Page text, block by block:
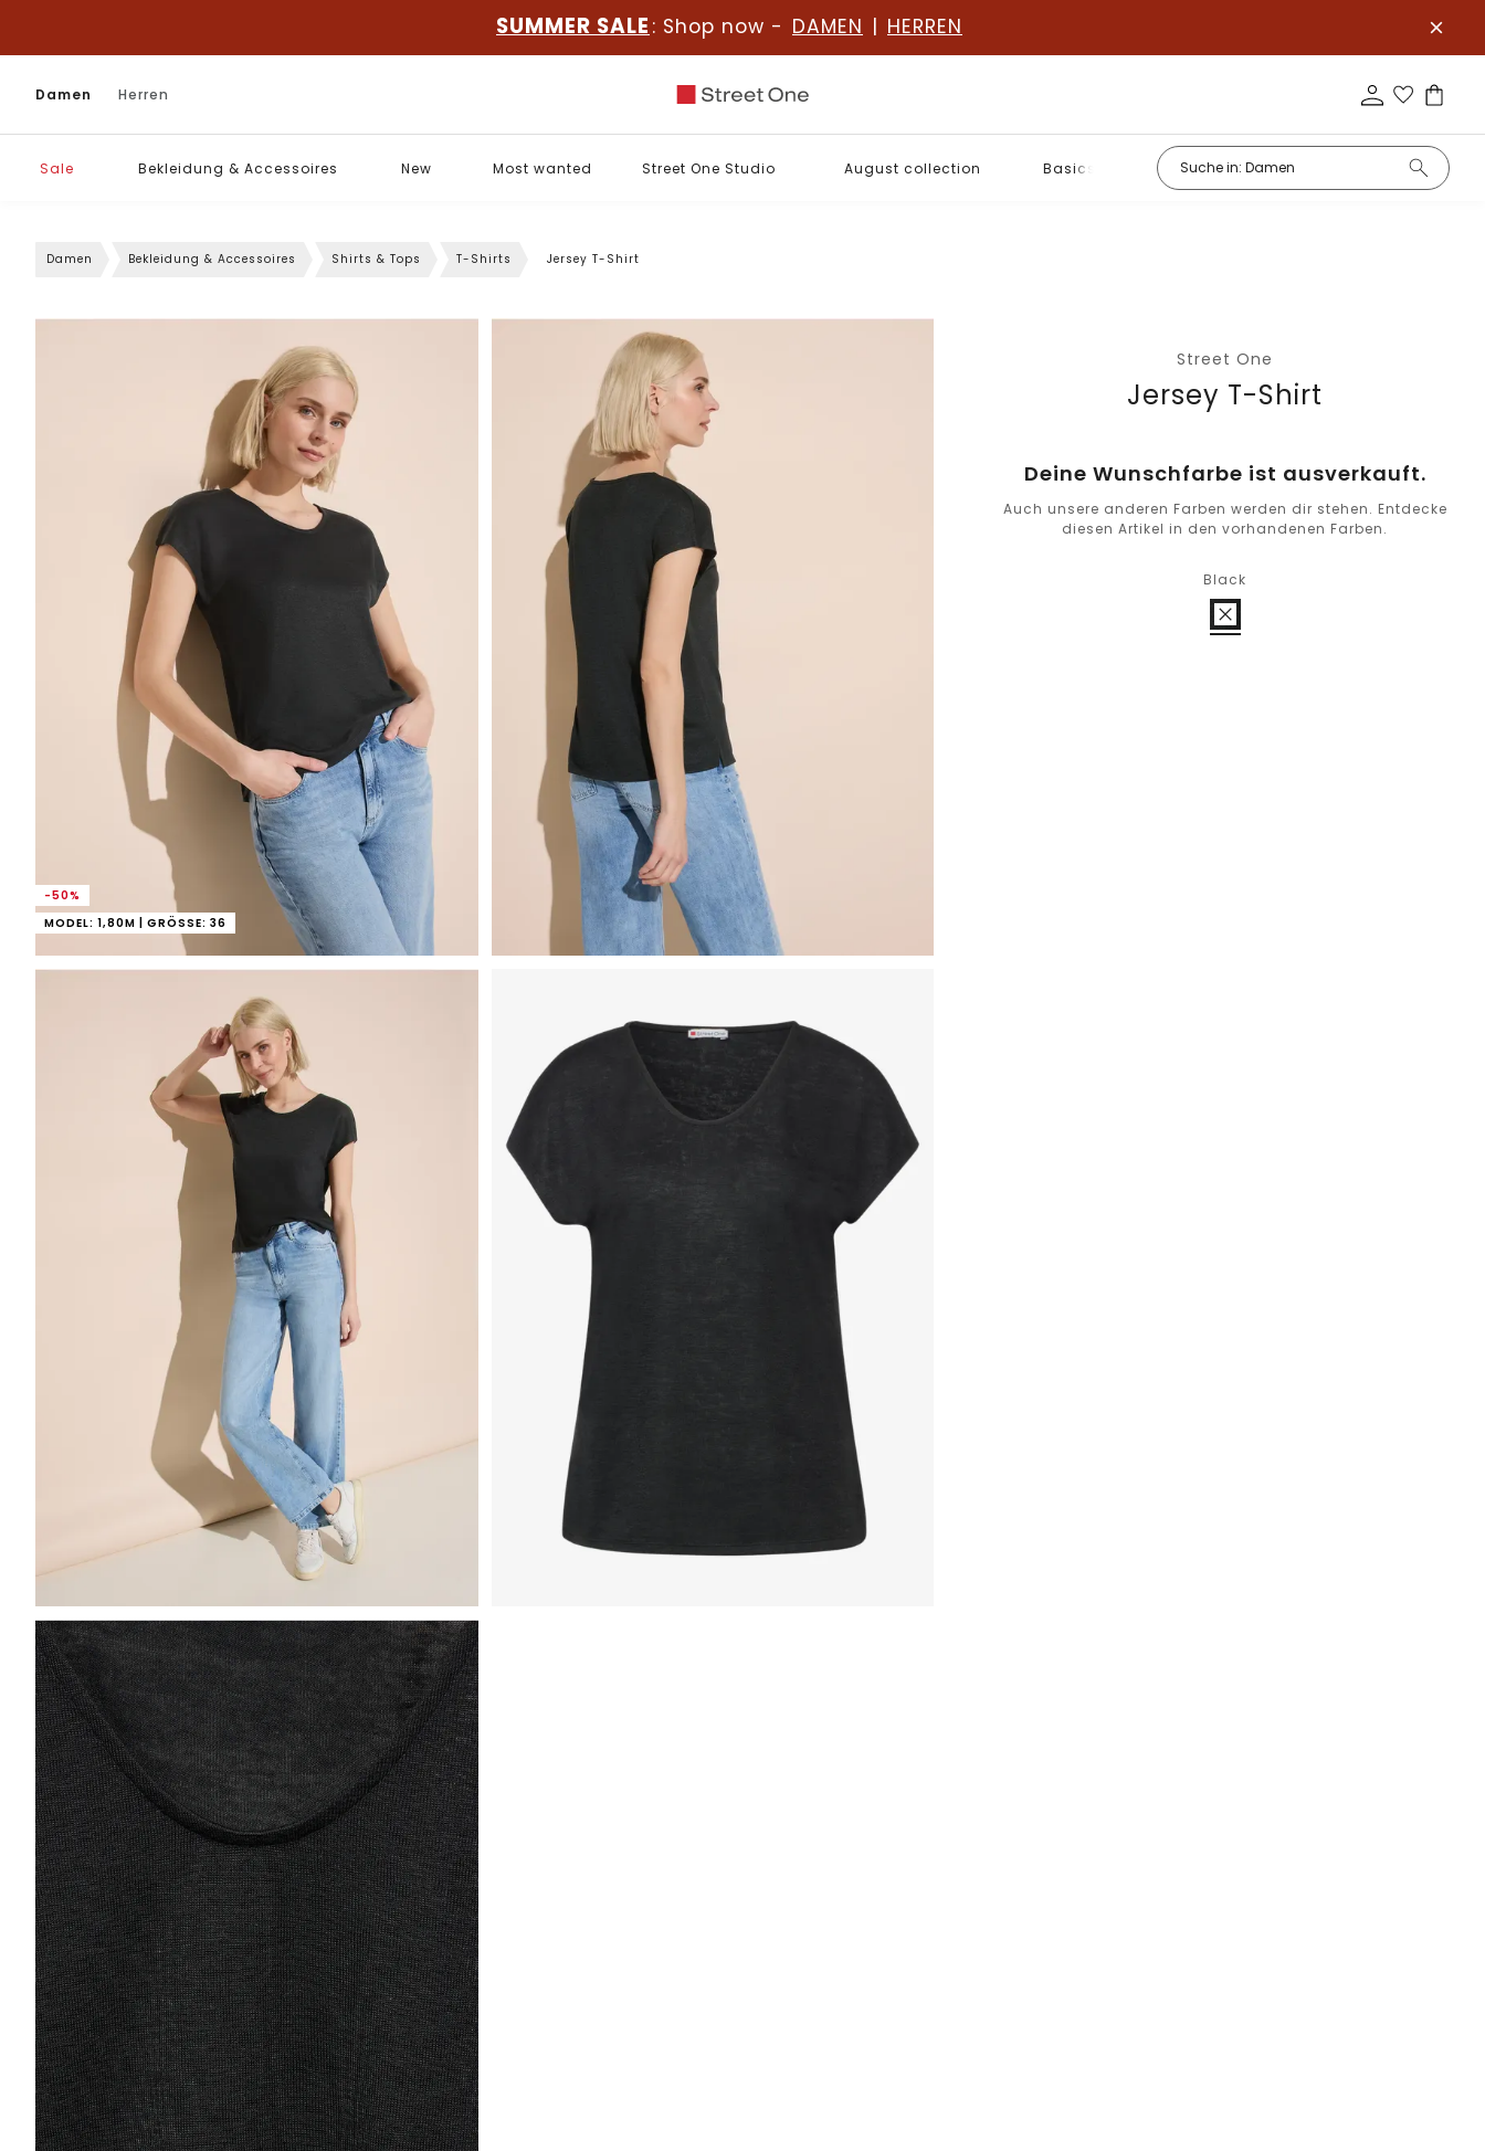
SUMMER SALE : Shop now - DAMEN | HERREN
Damen Herren
Sale Bekleidung & Accessoires New Most wanted Street One Studio August collection Basics
Damen Bekleidung & Accessoires Shirts & Tops T-Shirts Jersey T-Shirt
-50%
MODEL: 1,80M | GRÖSSE: 36
Street One
Jersey T-Shirt
Deine Wunschfarbe ist ausverkauft.
Auch unsere anderen Farben werden dir stehen. Entdecke
diesen Artikel in den vorhandenen Farben.
Black